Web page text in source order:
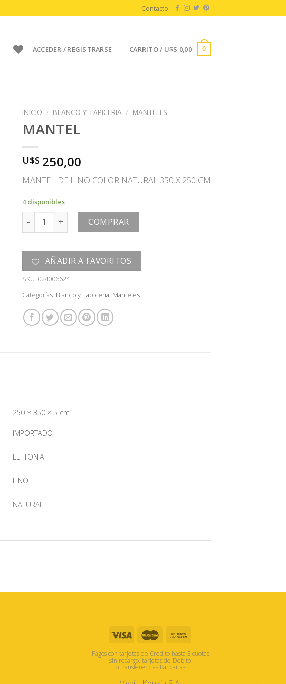
Contacto
ACCEDER / REGISTRARSE CARRITO / U$S 0,00 0
INICIO / BLANCO Y TAPICERIA / MANTELES
MANTEL
U$S 250,00
MANTEL DE LINO COLOR NATURAL 350 X 250 CM
4 disponibles
MANTEL cantidad COMPRAR
AÑADIR A FAVORITOS
SKU: 024006624
Categorías: Blanco y Tapiceria, Manteles
250 × 350 × 5 cm
IMPORTADO
LETTONIA
LINO
NATURAL
Pagos con tarjetas de Crédito hasta 3 cuotas
sin recargo, tarjetas de Débito
o transferencias Bancarias